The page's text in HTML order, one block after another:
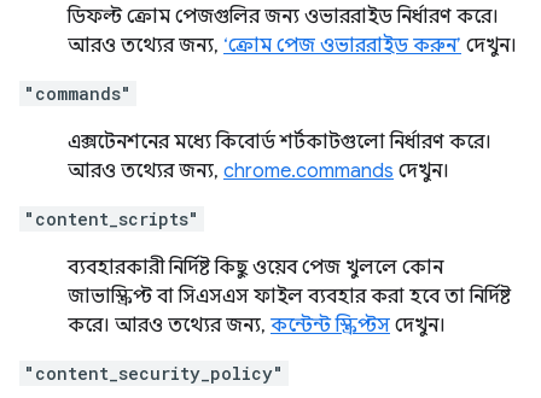
ডিফল্ট ক্রোম পেজগুলির জন্য ওভাররাইড নির্ধারণ করে।
আরও তথ্যের জন্য, ‘ক্রোম পেজ ওভাররাইড করুন’ দেখুন।
"commands"
এক্সটেনশনের মধ্যে কিবোর্ড শর্টকাটগুলো নির্ধারণ করে।
আরও তথ্যের জন্য, chrome.commands দেখুন।
"content_scripts"
ব্যবহারকারী নির্দিষ্ট কিছু ওয়েব পেজ খুললে কোন
জাভাস্ক্রিপ্ট বা সিএসএস ফাইল ব্যবহার করা হবে তা নির্দিষ্ট
করে। আরও তথ্যের জন্য, কন্টেন্ট স্ক্রিপ্টস দেখুন।
"content_security_policy"